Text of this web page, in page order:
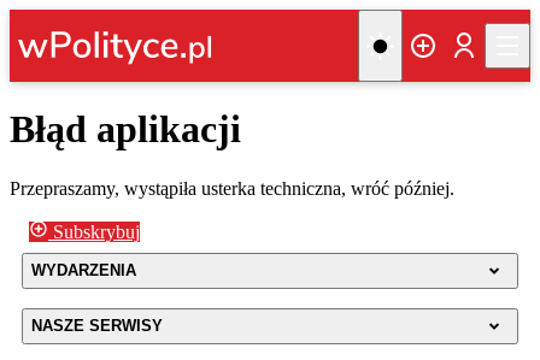
Błąd aplikacji
Przepraszamy, wystąpiła usterka techniczna, wróć później.
Subskrybuj
WYDARZENIA
NASZE SERWISY